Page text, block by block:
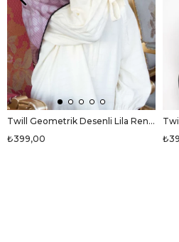
Twill Geometrik Desenli Lila Renkli 90x90 Eşarp (İpek İçermez) Kenar Dikiş Şekli El Dikişli
₺399,00